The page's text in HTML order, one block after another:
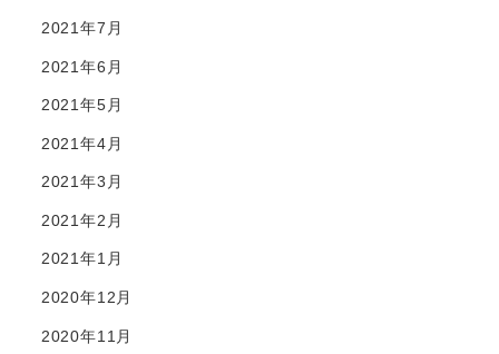
2021年7月
2021年6月
2021年5月
2021年4月
2021年3月
2021年2月
2021年1月
2020年12月
2020年11月